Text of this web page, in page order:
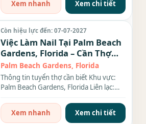
Xem nhanh Xem chi tiết
Còn hiệu lực đến: 07-07-2027
Việc Làm Nail Tại Palm Beach
Gardens, Florida – Cần Thợ
bột, Everything
Palm Beach Gardens, Florida
Thông tin tuyển thợ cần biết Khu vực:
Palm Beach Gardens, Florida Liên lạc:
Xem nhanh
Xem chi tiết